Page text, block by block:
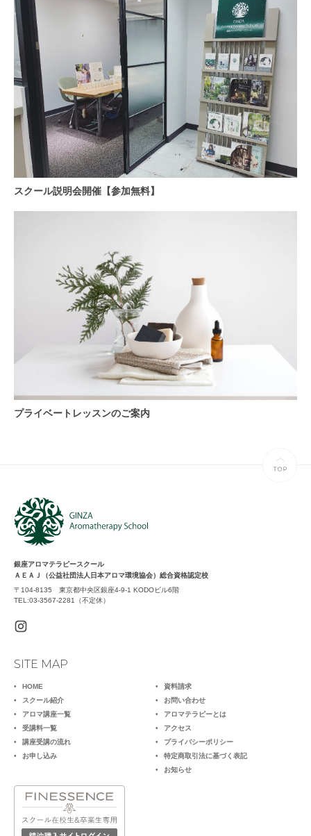
スクール説明会開催【参加無料】
プライベートレッスンのご案内
銀座アロマテラピースクール
ＡＥＡＪ（公益社団法人日本アロマ環境協会）総合資格認定校
〒104-8135 東京都中央区銀座4-9-1 KODOビル6階
TEL:03-3567-2281（不定休）
SITE MAP
HOME
スクール紹介
アロマ講座一覧
受講料一覧
講座受講の流れ
お申し込み
資料請求
お問い合わせ
アロマテラピーとは
アクセス
プライバシーポリシー
特定商取引法に基づく表記
お知らせ